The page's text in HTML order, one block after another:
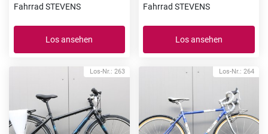
Fahrrad STEVENS
Los ansehen
Fahrrad STEVENS
Los ansehen
Los-Nr.: 263 Los-Nr.: 264